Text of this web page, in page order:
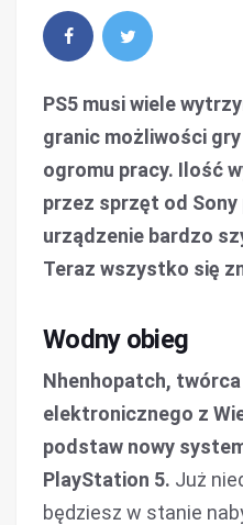
PS5 musi wiele
granic możliwości
ogromu pracy. Ilość
przez sprzęt od Sony
urządzenie bardzo
Teraz wszystko się
Wodny obieg
Nhenhopatch,
elektronicznego z
podstaw nowy
PlayStation 5. Już
będziesz w stanie